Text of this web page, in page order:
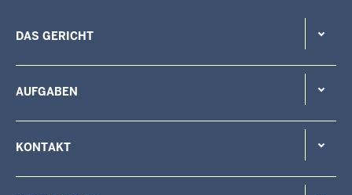
DAS GERICHT
AUFGABEN
KONTAKT